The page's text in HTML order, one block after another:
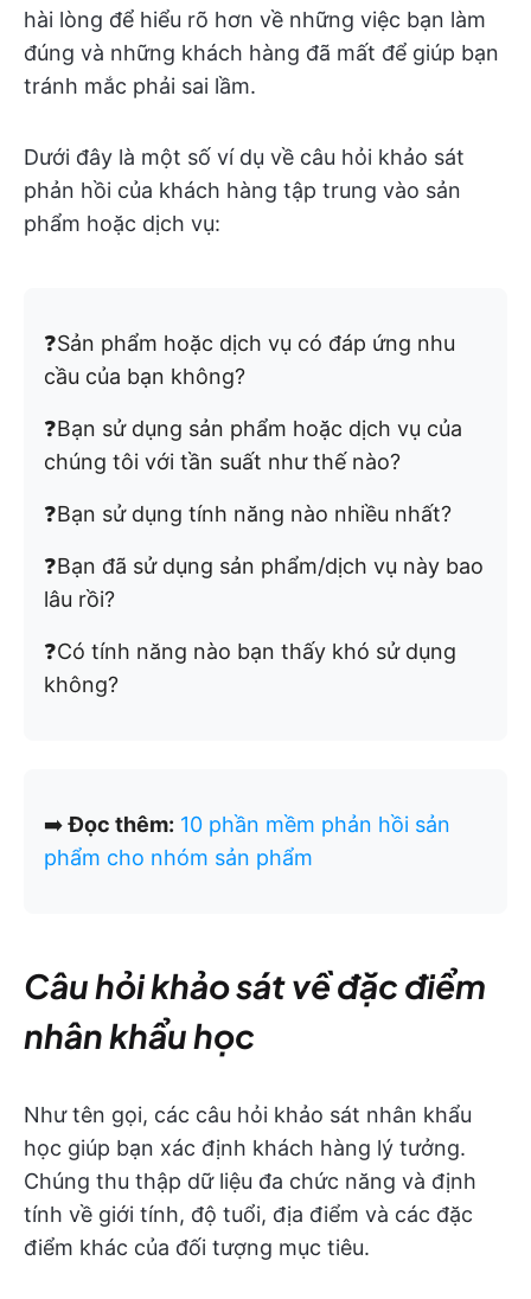
hài lòng để hiểu rõ hơn về những việc bạn làm
đúng và những khách hàng đã mất để giúp bạn
tránh mắc phải sai lầm.
Dưới đây là một số ví dụ về câu hỏi khảo sát
phản hồi của khách hàng tập trung vào sản
phẩm hoặc dịch vụ:
❓Sản phẩm hoặc dịch vụ có đáp ứng nhu
cầu của bạn không?
❓Bạn sử dụng sản phẩm hoặc dịch vụ của
chúng tôi với tần suất như thế nào?
❓Bạn sử dụng tính năng nào nhiều nhất?
❓Bạn đã sử dụng sản phẩm/dịch vụ này bao
lâu rồi?
❓Có tính năng nào bạn thấy khó sử dụng
không?
➡️Đọc thêm: 10 phần mềm phản hồi sản
phẩm cho nhóm sản phẩm
Câu hỏi khảo sát về đặc điểm
nhân khẩu học
Như tên gọi, các câu hỏi khảo sát nhân khẩu
học giúp bạn xác định khách hàng lý tưởng.
Chúng thu thập dữ liệu đa chức năng và định
tính về giới tính, độ tuổi, địa điểm và các đặc
điểm khác của đối tượng mục tiêu.